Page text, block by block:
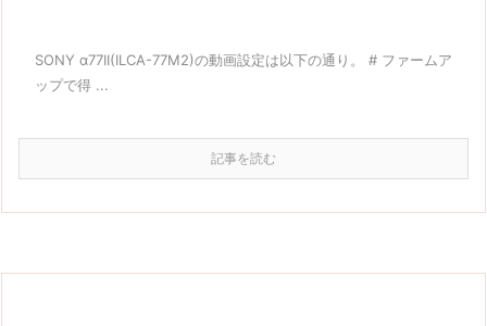
SONY α77II(ILCA-77M2)の動画設定は以下の通り。 # ファームア
ップで得 ...
記事を読む